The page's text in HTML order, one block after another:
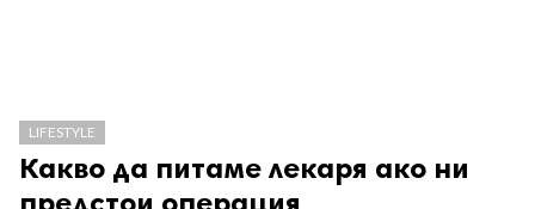
LIFESTYLE
Какво да питаме лекаря ако ни